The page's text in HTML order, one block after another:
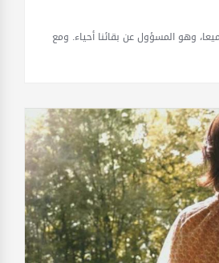
وهو المسؤول عن بقائنا أحياء. ومع